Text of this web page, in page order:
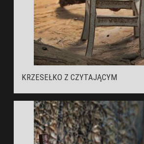
KRZESEŁKO Z CZYTAJĄCYM